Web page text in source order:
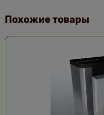
Похожие товары